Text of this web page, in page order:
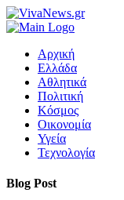
Αρχική
Ελλάδα
Αθλητικά
Πολιτική
Κόσμος
Οικονομία
Υγεία
Τεχνολογία
Blog Post